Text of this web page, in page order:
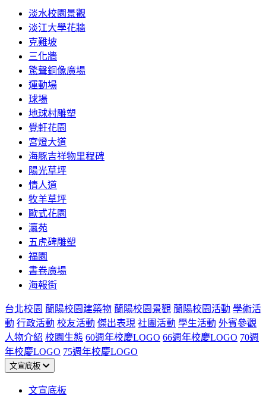
淡水校園景觀
淡江大學花牆
克難坡
三化牆
驚聲銅像廣場
運動場
球場
地球村雕塑
覺軒花園
宮燈大道
海豚吉祥物里程碑
陽光草坪
情人道
牧羊草坪
歐式花園
瀛苑
五虎碑雕塑
福園
書卷廣場
海報街
台北校園 蘭陽校園建築物 蘭陽校園景觀 蘭陽校園活動 學術活
動 行政活動 校友活動 傑出表現 社團活動 學生活動 外賓參觀
人物介紹 校園生態 60週年校慶LOGO 66週年校慶LOGO 70週
年校慶LOGO 75週年校慶LOGO
文宣底板
文宣底板